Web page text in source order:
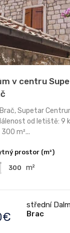
v centru
Supetar
od letiště: 9
m²...
prostor (m²)
300 m²
střední
Brac